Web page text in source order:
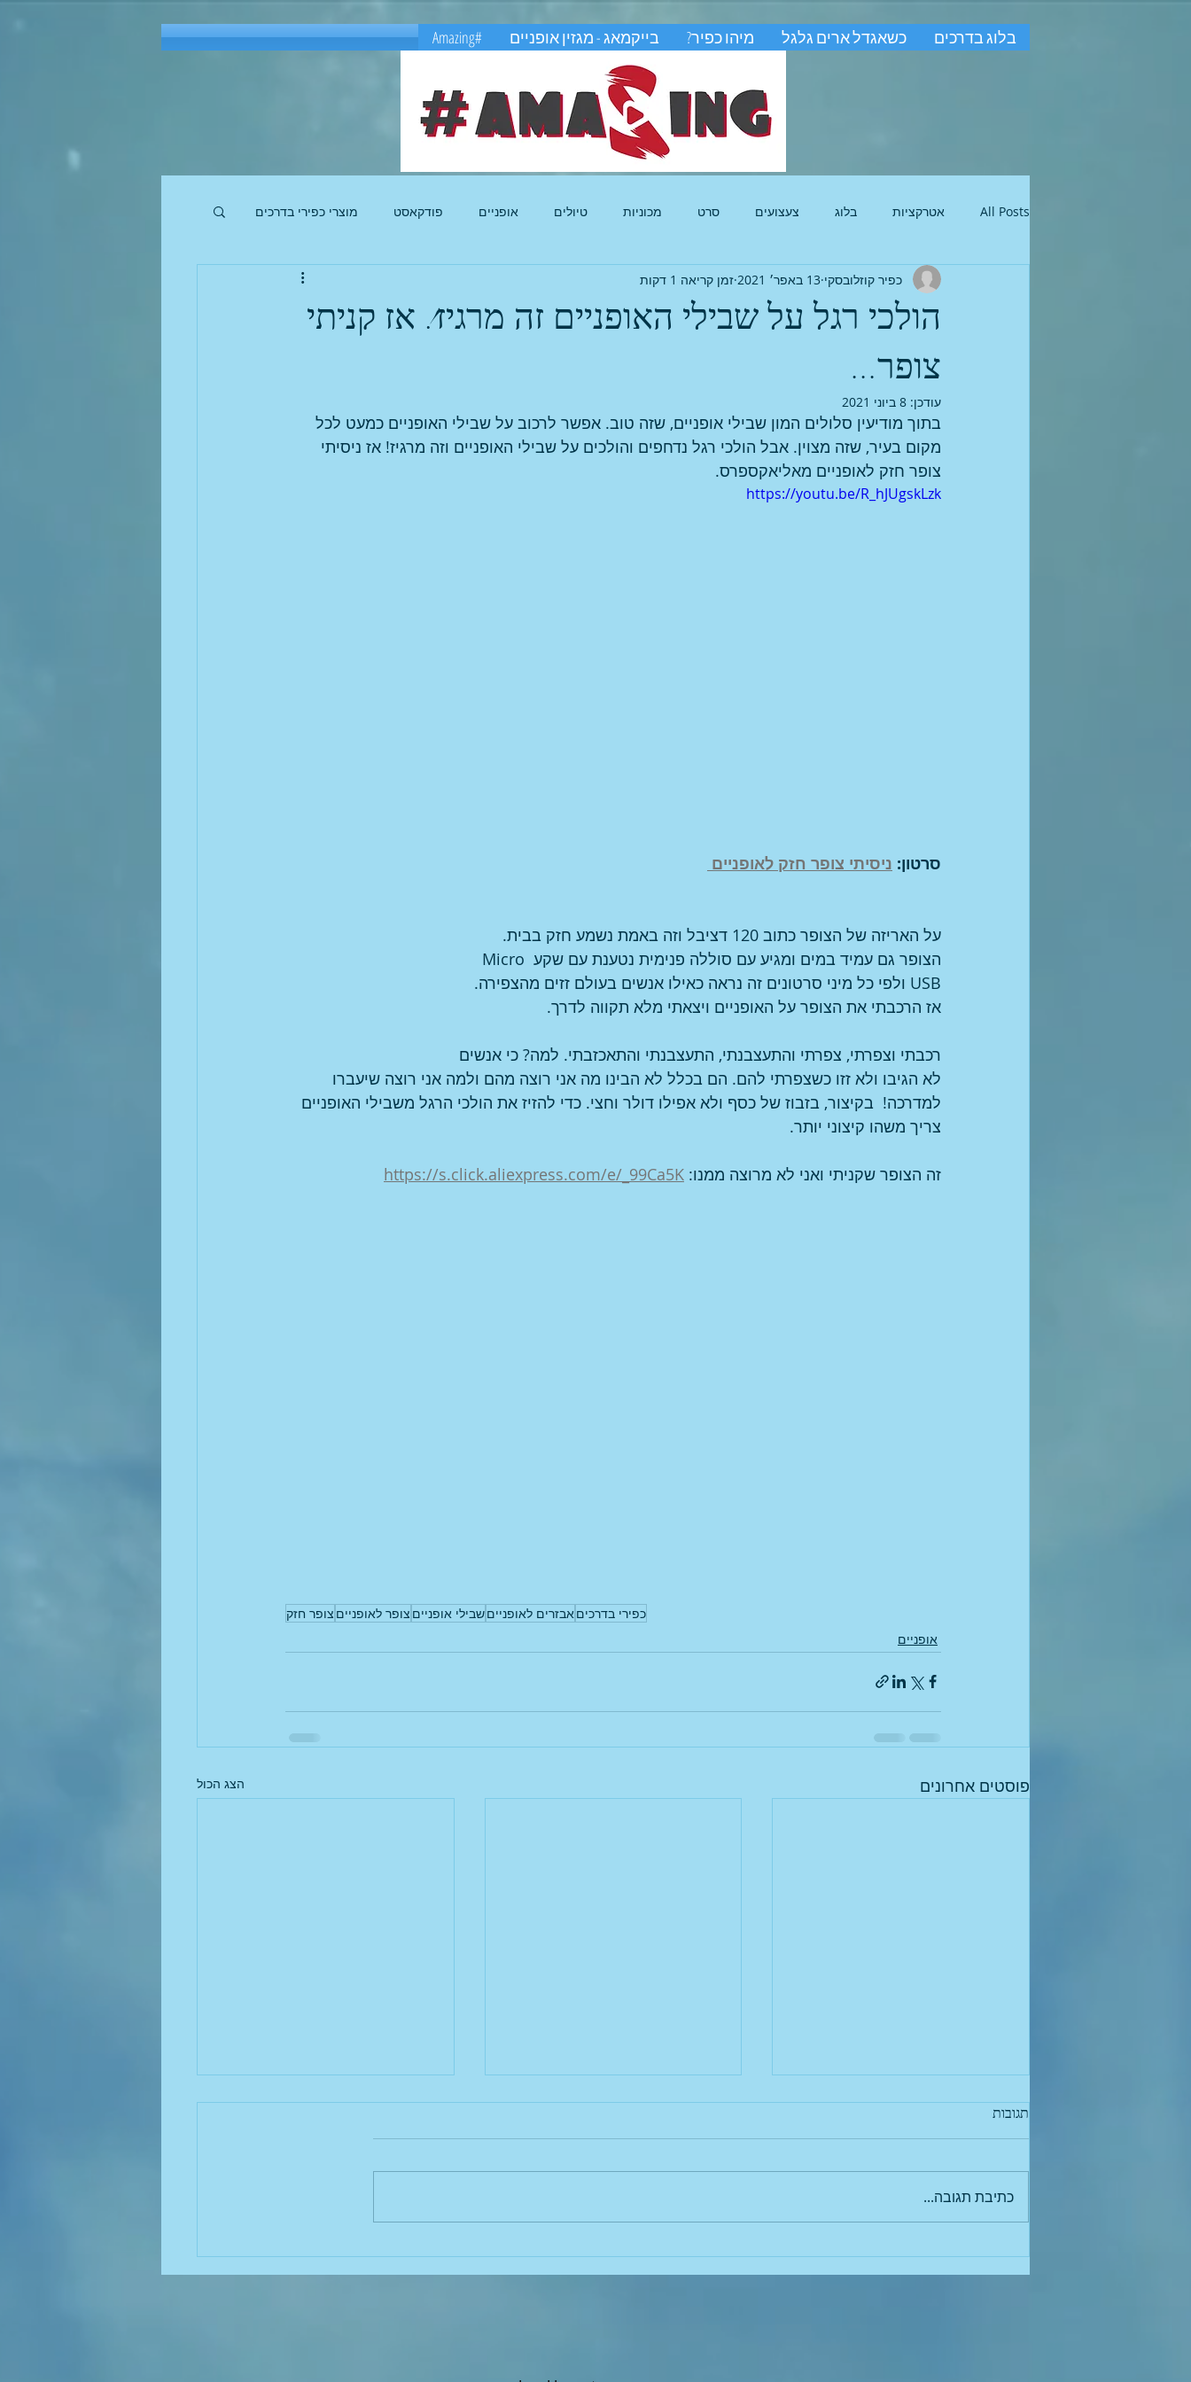
בלוג בדרכים כשאגדל ארים גלגל מיהו כפיר? בייקמאג - מגזין אופניים #Amazing
משחקים באקסטרים
All Posts אטרקציות בלוג צעצועים סרט מכוניות טיולים אופניים פודקאסט מוצרי כפירי בדרכים
הולכי רגל על שבילי האופניים זה מרגיז! אז קניתי
צופר...
כפיר קוזלובסקי 13 באפר׳ 2021 זמן קריאה 1 דקות
עודכן: 8 ביוני 2021
בתוך מודיעין סלולים המון שבילי אופניים, שזה טוב. אפשר לרכוב על שבילי האופניים כמעט לכל
מקום בעיר, שזה מצוין. אבל הולכי רגל נדחפים והולכים על שבילי האופניים וזה מרגיז! אז ניסיתי
צופר חזק לאופניים מאליאקספרס.
https://youtu.be/R_hJUgskLzk
סרטון: ניסיתי צופר חזק לאופניים
על האריזה של הצופר כתוב 120 דציבל וזה באמת נשמע חזק בבית.
הצופר גם עמיד במים ומגיע עם סוללה פנימית נטענת עם שקע Micro
USB ולפי כל מיני סרטונים זה נראה כאילו אנשים בעולם זזים מהצפירה.
אז הרכבתי את הצופר על האופניים ויצאתי מלא תקווה לדרך.
רכבתי וצפרתי, צפרתי והתעצבנתי, התעצבנתי והתאכזבתי. למה? כי אנשים
לא הגיבו ולא זזו כשצפרתי להם. הם בכלל לא הבינו מה אני רוצה מהם ולמה אני רוצה שיעברו
למדרכה!  בקיצור, בזבוז של כסף ולא אפילו דולר וחצי. כדי להזיז את הולכי הרגל משבילי האופניים
צריך משהו קיצוני יותר.
זה הצופר שקניתי ואני לא מרוצה ממנו: https://s.click.aliexpress.com/e/_99Ca5K
כפירי בדרכים אבזרים לאופנייםשבילי אופניים צופר לאופניים צופר חזק
אופניים
פוסטים אחרונים הצג הכול
הכי מגניב שיש
HS420-BT ב- 90 שח
אולטרא, עם שקית של 1.6 ליטר
תגובות
כתיבת תגובה...